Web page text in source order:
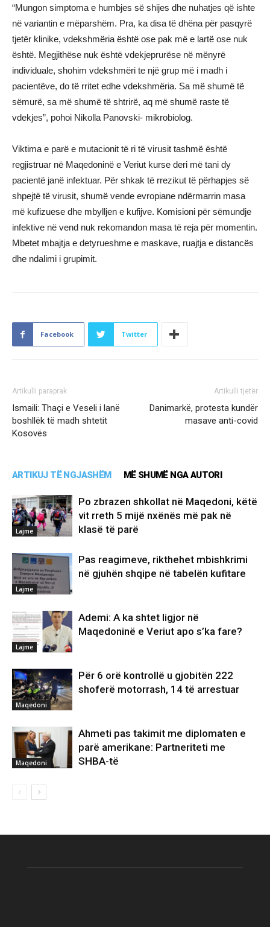
“Mungon simptoma e humbjes së shijes dhe nuhatjes që ishte
në variantin e mëparshëm. Pra, ka disa të dhëna për pasqyrë
tjetër klinike, vdekshmëria është ose pak më e lartë ose nuk
është. Megjithëse nuk është vdekjeprurëse në mënyrë
individuale, shohim vdekshmëri te një grup më i madh i
pacientëve, do të rritet edhe vdekshmëria. Sa më shumë të
sëmurë, sa më shumë të shtrirë, aq më shumë raste të
vdekjes”, pohoi Nikolla Panovski- mikrobiolog.
Viktima e parë e mutacionit të ri të virusit tashmë është
regjistruar në Maqedoninë e Veriut kurse deri më tani dy
pacientë janë infektuar. Për shkak të rrezikut të përhapjes së
shpejtë të virusit, shumë vende evropiane ndërmarrin masa
më kufizuese dhe mbylljen e kufijve. Komisioni për sëmundje
infektive në vend nuk rekomandon masa të reja për momentin.
Mbetet mbajtja e detyrueshme e maskave, ruajtja e distancës
dhe ndalimi i grupimit.
Facebook Twitter
Artikulli paraprak
Ismaili: Thaçi e Veseli i lanë
boshllëk të madh shtetit
Kosovës
Artikulli tjetër
Danimarkë, protesta kundër
masave anti-covid
ARTIKUJ TË NGJASHËM MË SHUMË NGA AUTORI
Lajme
Po zbrazen shkollat në Maqedoni, këtë
vit rreth 5 mijë nxënës më pak në
klasë të parë
Lajme
Pas reagimeve, rikthehet mbishkrimi
në gjuhën shqipe në tabelën kufitare
Lajme
Ademi: A ka shtet ligjor në
Maqedoninë e Veriut apo s’ka fare?
Maqedoni
Për 6 orë kontrollë u gjobitën 222
shoferë motorrash, 14 të arrestuar
Maqedoni
Ahmeti pas takimit me diplomaten e
parë amerikane: Partneriteti me
SHBA-të